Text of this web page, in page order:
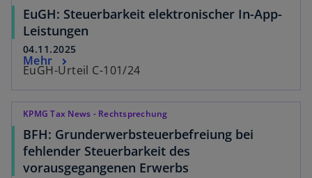
EuGH: Steuerbarkeit elektronischer In-App-
Leistungen
04.11.2025
EuGH-Urteil C-101/24
Mehr
KPMG Tax News - Rechtsprechung
BFH: Grunderwerbsteuerbefreiung bei
fehlender Steuerbarkeit des
vorausgegangenen Erwerbs